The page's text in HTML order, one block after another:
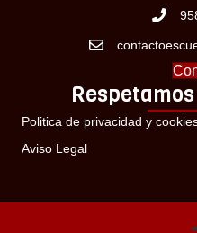
Politica de privacidad y
Aviso Legal